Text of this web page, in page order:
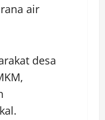
air
desa